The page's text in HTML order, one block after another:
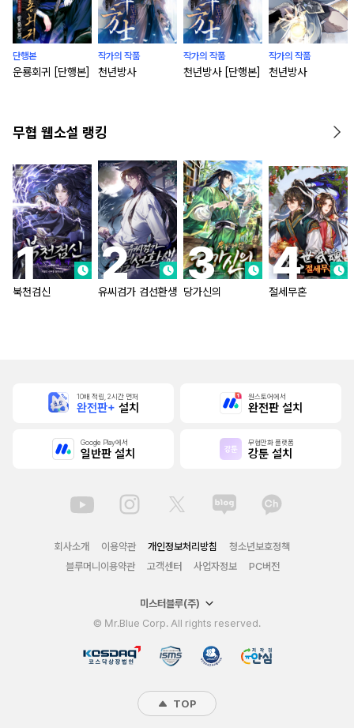
단행본
운룡회귀 [단행본]
작가의 작품
천년방사
작가의 작품
천년방사 [단행본]
작가의 작품
천년방사
무협 웹소설 랭킹
북천검신 유씨검가 검선환생 당가신의 절세무혼
10배 적립, 2시간 먼저
완전판+ 설치
원스토어에서
완전판 설치
Google Play에서
일반판 설치
무협만화 플랫폼
강툰 설치
회사소개 이용약관 개인정보처리방침
청소년보호정책
블루머니이용약관
고객센터 사업자정보 PC버전
미스터블루(주)
© Mr.Blue Corp. All rights reserved.
TOP